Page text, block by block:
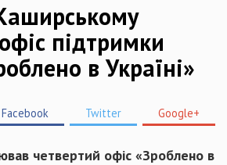
підтримки
в Україні»
Facebook Twitter Google+
четвертий офіс «Зроблено в